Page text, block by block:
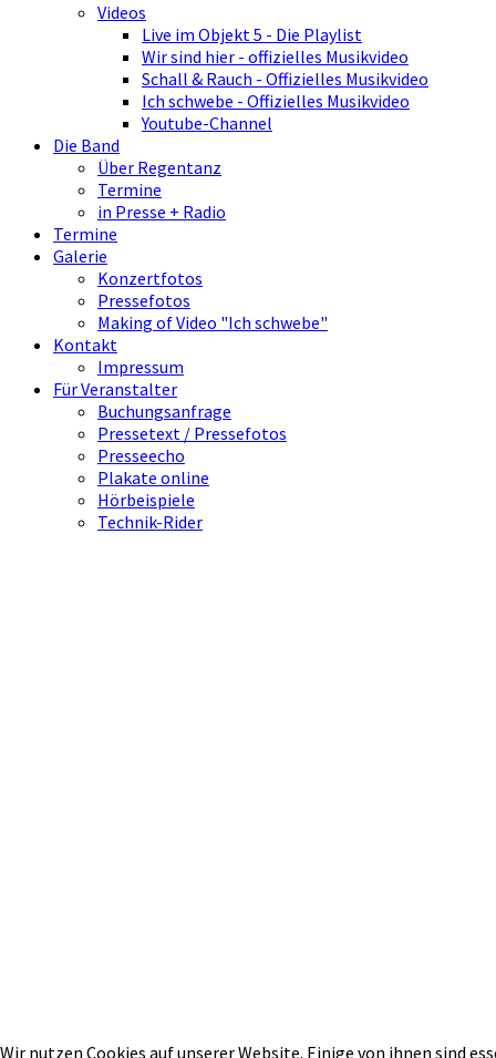
Videos
Live im Objekt 5 - Die Playlist
Wir sind hier - offizielles Musikvideo
Schall & Rauch - Offizielles Musikvideo
Ich schwebe - Offizielles Musikvideo
Youtube-Channel
Die Band
Über Regentanz
Termine
in Presse + Radio
Termine
Galerie
Konzertfotos
Pressefotos
Making of Video "Ich schwebe"
Kontakt
Impressum
Für Veranstalter
Buchungsanfrage
Pressetext / Pressefotos
Presseecho
Plakate online
Hörbeispiele
Technik-Rider
Wir nutzen Cookies auf unserer Website. Einige von ihnen sind